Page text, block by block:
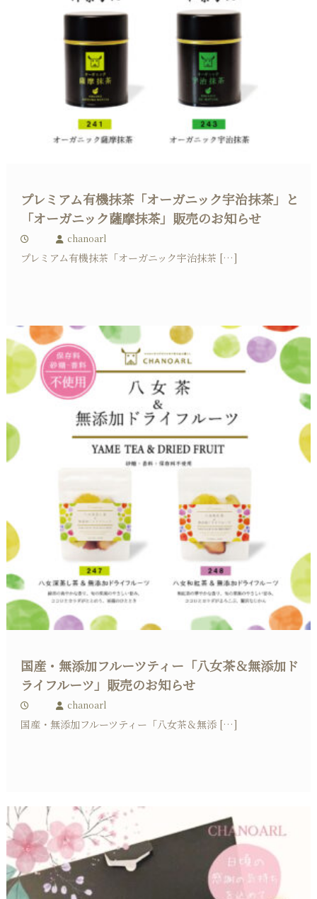
プレミアム有機抹茶「オーガニック宇治抹茶」と
「オーガニック薩摩抹茶」販売のお知らせ
chanoarl
プレミアム有機抹茶「オーガニック宇治抹茶 […]
国産・無添加フルーツティー「八女茶＆無添加ド
ライフルーツ」販売のお知らせ
chanoarl
国産・無添加フルーツティー「八女茶＆無添 […]